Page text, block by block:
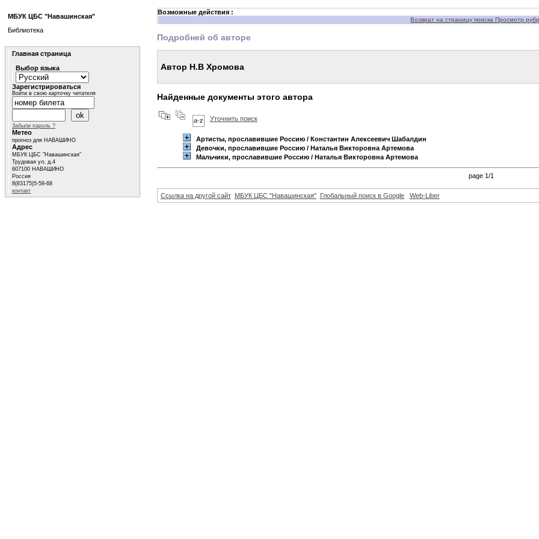
Возможные действия :
Возврат на страницу поиска Просмотр
Подробней об авторе
Автор Н.В Хромова
Найденные документы этого автора
Уточнить поиск
Артисты, прославившие Россию/ Константин Алексеевич Шабалдин
Девочки, прославившие Россию/ Наталья Викторовна Артемова
Мальчики, прославившие Россию/ Наталья Викторовна Артемова
page 1/1
Ссылка на другой сайт МБУК ЦБС "Навашинская" Глобальный поиск в Google Web-Liber
МБУК ЦБС "Навашинская"
Библиотека
Главная страница
Выбор языка
Зарегистрироваться
Войти в свою карточку читателя
Забыли пароль ?
Метео
прогноз для НАВАШИНО
Адрес
МБУК ЦБС "Навашинская"
Трудовая ул, д.4
607100 НАВАШИНО
Россия
8(83175)5-59-68
контакт